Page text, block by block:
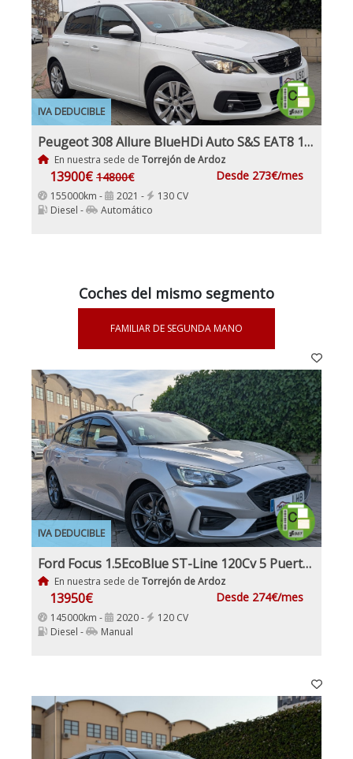
IVA DEDUCIBLE
Peugeot 308 Allure BlueHDi Auto S&S EAT8 130Cv Etiqueta medioambiental C IVA y Garantía Inc Nacional
En nuestra sede de Torrejón de Ardoz
13900€ 14800€ Desde 273€/mes
155000km - 2021 -
130 CV
Diesel -
Automático
Coches del mismo segmento
FAMILIAR DE SEGUNDA MANO
IVA DEDUCIBLE
Ford Focus 1.5EcoBlue ST-Line 120Cv 5 Puertas Etiqueta Medioambiental C
En nuestra sede de Torrejón de Ardoz
13950€ Desde 274€/mes
145000km - 2020 -
120 CV
Diesel -
Manual